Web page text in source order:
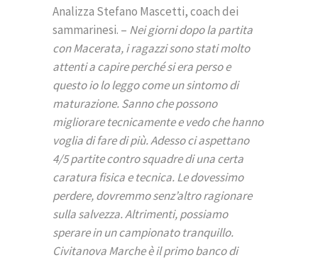
Analizza Stefano Mascetti, coach dei
sammarinesi. – Nei giorni dopo la partita
con Macerata, i ragazzi sono stati molto
attenti a capire perché si era perso e
questo io lo leggo come un sintomo di
maturazione. Sanno che possono
migliorare tecnicamente e vedo che hanno
voglia di fare di più. Adesso ci aspettano
4/5 partite contro squadre di una certa
caratura fisica e tecnica. Le dovessimo
perdere, dovremmo senz’altro ragionare
sulla salvezza. Altrimenti, possiamo
sperare in un campionato tranquillo.
Civitanova Marche è il primo banco di